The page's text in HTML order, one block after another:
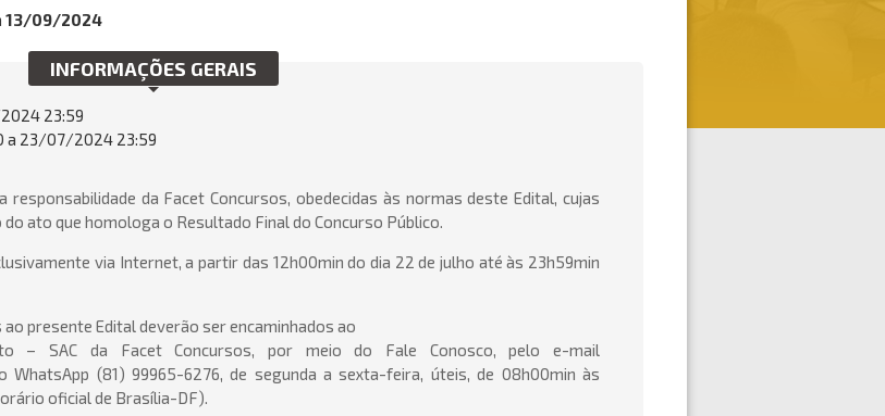
13/09/2024
INFORMAÇÕES GERAIS
23:59
a 23/07/2024 23:59
responsabilidade da Facet Concursos, obedecidas às normas deste Edital, cujas
ato que homologa o Resultado Final do Concurso Público.
via Internet, a partir das 12h00min do dia 22 de julho até às 23h59min
presente Edital deverão ser encaminhados ao
– SAC da Facet Concursos, por meio do Fale Conosco, pelo e-mail
WhatsApp (81) 99965-6276, de segunda a sexta-feira, úteis, de 08h00min às
oficial de Brasília-DF).